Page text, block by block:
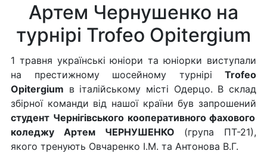
Артем Чернушенко на
турнірі Trofeo Opitergium
1 травня українські юніори та юніорки виступали
на престижному шосейному турнірі Trofeo
Opitergium в італійському місті Одерцо. В склад
збірної команди від нашої країни був запрошений
студент Чернігівського кооперативного фахового
коледжу Артем ЧЕРНУШЕНКО (група ПТ-21),
якого тренують Овчаренко І.М. та Антонова В.Г.